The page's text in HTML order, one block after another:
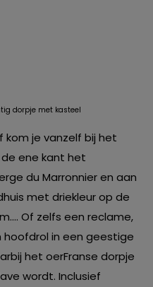
kom je vanzelf bij het
ene kant het
du Marronnier en aan
met driekleur op de
Of zelfs een reclame,
hoofdrol in een geestige
het oerFranse dorpje
wordt. Inclusief